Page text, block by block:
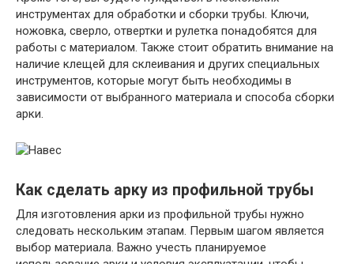
инструментах для обработки и сборки трубы. Ключи,
ножовка, сверло, отвертки и рулетка понадобятся для
работы с материалом. Также стоит обратить внимание на
наличие клещей для склеивания и других специальных
инструментов, которые могут быть необходимы в
зависимости от выбранного материала и способа сборки
арки.
Как сделать арку из профильной трубы
Для изготовления арки из профильной трубы нужно
следовать нескольким этапам. Первым шагом является
выбор материала. Важно учесть планируемое